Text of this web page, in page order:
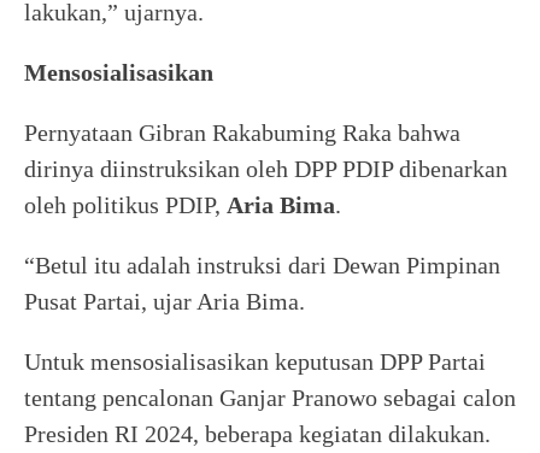
lakukan,” ujarnya.
Mensosialisasikan
Pernyataan Gibran Rakabuming Raka bahwa
dirinya diinstruksikan oleh DPP PDIP dibenarkan
oleh politikus PDIP, Aria Bima.
“Betul itu adalah instruksi dari Dewan Pimpinan
Pusat Partai, ujar Aria Bima.
Untuk mensosialisasikan keputusan DPP Partai
tentang pencalonan Ganjar Pranowo sebagai calon
Presiden RI 2024, beberapa kegiatan dilakukan.